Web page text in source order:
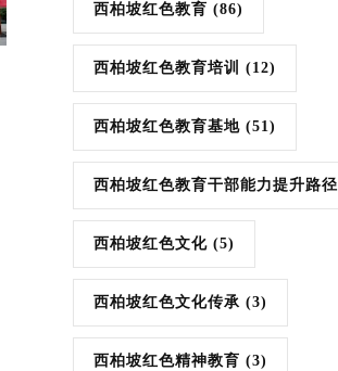
西柏坡红色教育 (86)
西柏坡红色教育培训 (12)
西柏坡红色教育基地 (51)
西柏坡红色教育干部能力提升路径
西柏坡红色文化 (5)
西柏坡红色文化传承 (3)
西柏坡红色精神教育 (3)